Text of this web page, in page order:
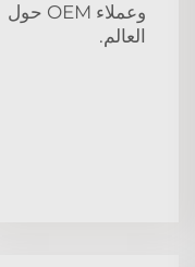
وعملاء OEM حول
العالم.